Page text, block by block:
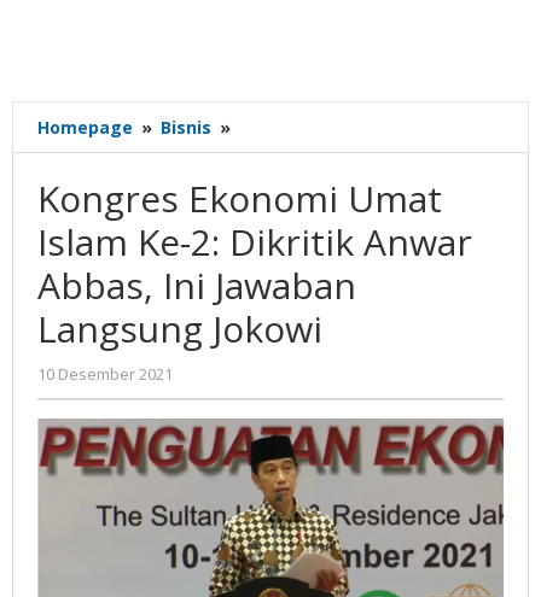
Homepage » Bisnis »
Ekonomi
Islam
Ke-
2:
Dikritik
Anwar
Abbas,
Langsung
Jokowi
Kongres Ekonomi Umat
Islam Ke-2: Dikritik Anwar
Abbas, Ini Jawaban
Langsung Jokowi
10 Desember 2021
Gatot
Susanto